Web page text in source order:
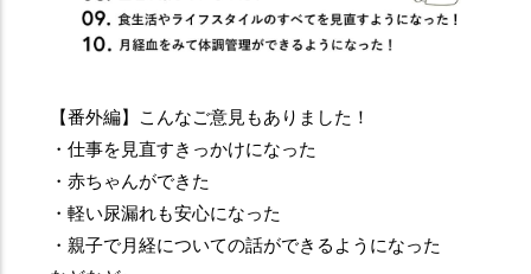
【番外編】こんなご意見もありました！
・仕事を見直すきっかけになった
・赤ちゃんができた
・軽い尿漏れも安心になった
・親子で月経についての話ができるようになった